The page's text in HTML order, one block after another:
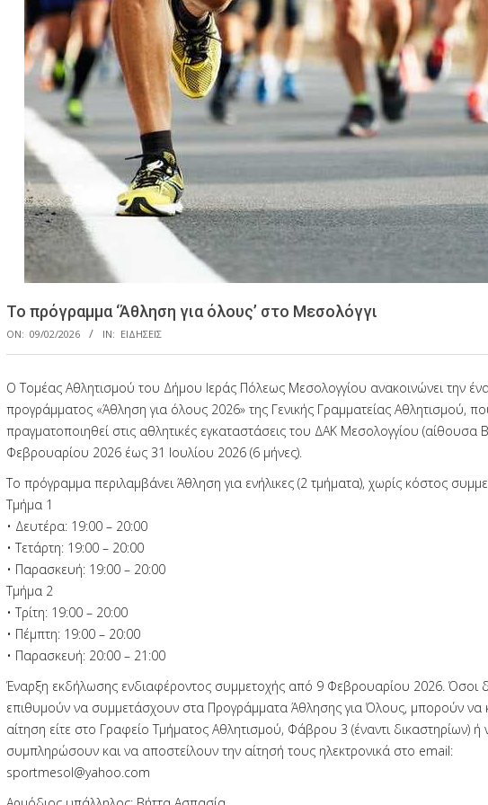
Το πρόγραμμα ‘Άθληση για όλους’ στο Μεσολόγγι
ON: 09/02/2026 IN: ΕΙΔΗΣΕΙΣ
Ο Τομέας Αθλητισμού του Δήμου Ιεράς Πόλεως Μεσολογγίου ανακοινώνει την
προγράμματος «Άθληση για όλους 2026» της Γενικής Γραμματείας Αθλητισμού,
πραγματοποιηθεί στις αθλητικές εγκαταστάσεις του ΔΑΚ Μεσολογγίου (αίθουσα
Φεβρουαρίου 2026 έως 31 Ιουλίου 2026 (6 μήνες).
Το πρόγραμμα περιλαμβάνει Άθληση για ενήλικες (2 τμήματα), χωρίς κόστος
Τμήμα 1
• Δευτέρα: 19:00 – 20:00
• Τετάρτη: 19:00 – 20:00
• Παρασκευή: 19:00 – 20:00
Τμήμα 2
• Τρίτη: 19:00 – 20:00
• Πέμπτη: 19:00 – 20:00
• Παρασκευή: 20:00 – 21:00
Έναρξη εκδήλωσης ενδιαφέροντος συμμετοχής από 9 Φεβρουαρίου 2026. Όσοι
επιθυμούν να συμμετάσχουν στα Προγράμματα Άθλησης για Όλους, μπορούν να
αίτηση είτε στο Γραφείο Τμήματος Αθλητισμού, Φάβρου 3 (έναντι δικαστηρίων) ή
συμπληρώσουν και να αποστείλουν την αίτησή τους ηλεκτρονικά στο email:
sportmesol@yahoo.com